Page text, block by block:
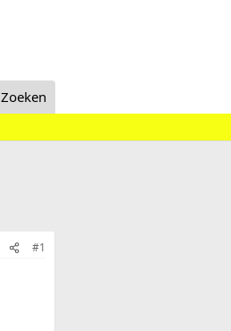
Zoeken
#1